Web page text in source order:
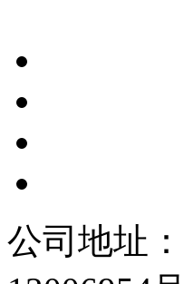
公司地址